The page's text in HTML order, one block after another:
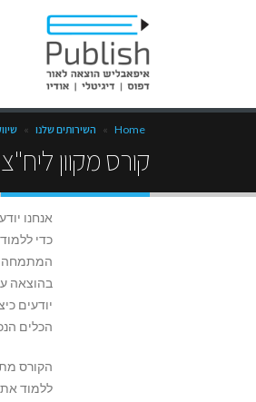
Home
» השירותים שלנו »
קורס מקוון ליח"צ
אנחנו
כדי
המתמחה
בהוצאה
יודעים
הכלים
הקורס
ללמוד את